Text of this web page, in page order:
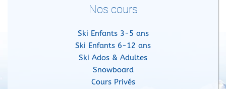
Nos cours
Ski Enfants 3-5 ans
Ski Enfants 6-12 ans
Ski Ados & Adultes
Snowboard
Cours Privés